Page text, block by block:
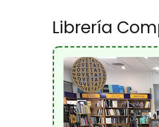
Librería